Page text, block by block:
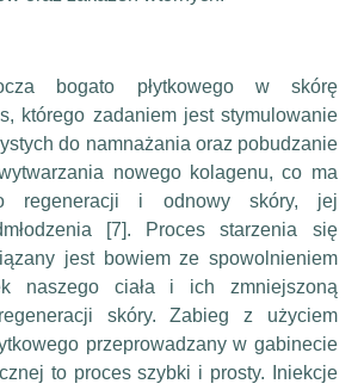
bogato płytkowego w skórę
którego zadaniem jest stymulowanie
do namnażania oraz pobudzanie
nowego kolagenu, co ma
regeneracji i odnowy skóry, jej
[7]. Proces starzenia się
jest bowiem ze spowolnieniem
naszego ciała i ich zmniejszoną
skóry. Zabieg z użyciem
przeprowadzany w gabinecie
to proces szybki i prosty. Iniekcje